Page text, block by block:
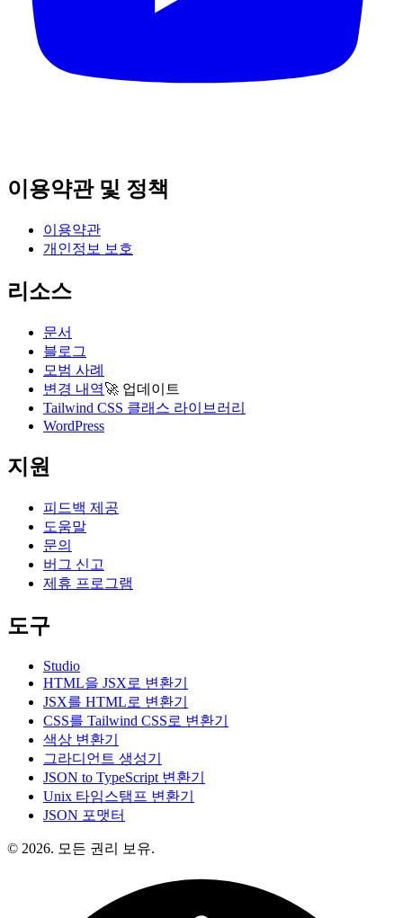
이용약관 및 정책
이용약관
개인정보 보호
리소스
문서
블로그
모범 사례
변경 내역🚀 업데이트
Tailwind CSS 클래스 라이브러리
WordPress
지원
피드백 제공
도움말
문의
버그 신고
제휴 프로그램
도구
Studio
HTML을 JSX로 변환기
JSX를 HTML로 변환기
CSS를 Tailwind CSS로 변환기
색상 변환기
그라디언트 생성기
JSON to TypeScript 변환기
Unix 타임스탬프 변환기
JSON 포맷터
© 2026. 모든 권리 보유.